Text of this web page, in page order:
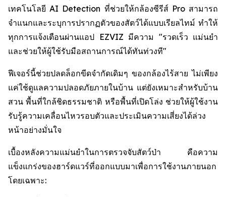
เทคโนโลยี AI Detection ที่ช่วยให้กล้องซีรีส์ Pro สามารถ
จำแนกและระบุการปรากฏตัวของสัตว์ได้แบบเรียลไทม์ ทำให้
ทุกการแจ้งเตือนผ่านแอป EZVIZ มีความ "รวดเร็ว แม่นยำ
และช่วยให้ผู้ใช้รับมือสถานการณ์ได้ทันท่วงที"
ฟีเจอร์นี้ช่วยปลดล็อกขีดจำกัดเดิมๆ ของกล้องไร้สาย ไม่เพียง
แค่ใช้ดูแลความปลอดภัยภายในบ้าน แต่ยังเหมาะสำหรับบ้าน
สวน พื้นที่ใกล้ชิดธรรมชาติ หรือพื้นที่เปิดโล่ง ช่วยให้ผู้ใช้งาน
รับรู้ความเคลื่อนไหวรอบตัวและประเมินความเสี่ยงได้ล่วง
หน้าอย่างมั่นใจ
เบื้องหลังความแม่นยำในการตรวจจับสัตว์ป่า คือความ
แข็งแกร่งของฮาร์ดแวร์ที่ออกแบบมาเพื่อการใช้งานภายนอก
โดยเฉพาะ: